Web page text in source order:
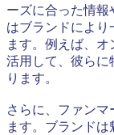
ーズに合った情
はブランドによ
ます。例えば、
活用して、彼らに
ります。
さらに、ファン
ます。ブランド